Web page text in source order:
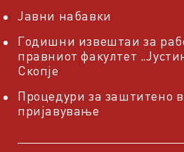
Јавни набавки
Годишни извештаи за
правниот факултет
Скопје
Процедури за заштитено
пријавување